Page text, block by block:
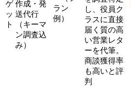
ゲ
ッ
ト
作成・発
送代行
（キーマ
ン調査込
み）
ラン
例）
し、役員ク
ラスに直接
届く質の高
い営業レタ
ーを代筆。
商談獲得率
も高いと評
判